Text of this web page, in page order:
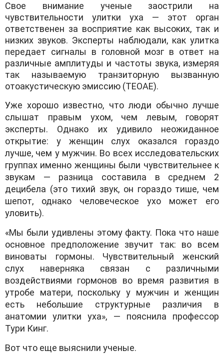
Свое внимание ученые заострили на
чувствительности улитки уха — этот орган
ответственен за восприятие как высоких, так и
низких звуков. Эксперты наблюдали, как улитка
передает сигналы в головной мозг в ответ на
различные амплитуды и частоты звука, измеряя
так называемую транзиторную вызванную
отоакустическую эмиссию (TEOAE).
Уже хорошо известно, что люди обычно лучше
слышат правым ухом, чем левым, говорят
эксперты. Однако их удивило неожиданное
открытие: у женщин слух оказался гораздо
лучше, чем у мужчин. Во всех исследовательских
группах именно женщины были чувствительнее к
звукам — разница составила в среднем 2
децибела (это тихий звук, он гораздо тише, чем
шепот, однако человеческое ухо может его
уловить).
«Мы были удивлены этому факту. Пока что наше
основное предположение звучит так: во всем
виноваты гормоны. Чувствительный женский
слух наверняка связан с различными
воздействиями гормонов во время развития в
утробе матери, поскольку у мужчин и женщин
есть небольшие структурные различия в
анатомии улитки уха», — пояснила профессор
Тури Кинг.
Вот что еще выяснили ученые.